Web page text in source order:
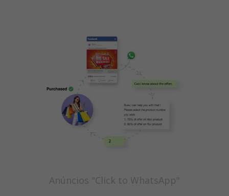
Anúncios "Click to WhatsApp"